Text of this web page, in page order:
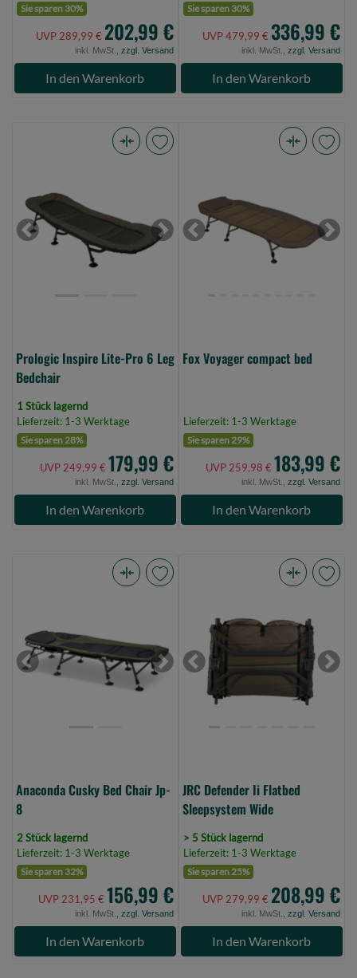
Sie sparen 30%
UVP 289,99 € 202,99 €
inkl. MwSt., zzgl. Versand
In den Warenkorb
Sie sparen 30%
UVP 479,99 € 336,99 €
inkl. MwSt., zzgl. Versand
In den Warenkorb
Lite-
Pro
6 Previous Next
Prologic Inspire Lite-Pro 6 Leg
Bedchair
1 Stück lagernd
Lieferzeit: 1-3 Werktage
Sie sparen 28%
UVP 249,99 € 179,99 €
inkl. MwSt., zzgl. Versand
In den Warenkorb
compact
bed
(Bild
Previous Next
Fox Voyager compact bed
Lieferzeit: 1-3 Werktage
Sie sparen 29%
UVP 259,98 € 183,99 €
inkl. MwSt., zzgl. Versand
In den Warenkorb
Chair
Jp-Previous Next
Anaconda Cusky Bed Chair Jp-
8
2 Stück lagernd
Lieferzeit: 1-3 Werktage
Sie sparen 32%
UVP 231,95 € 156,99 €
inkl. MwSt., zzgl. Versand
In den Warenkorb
Flatbed
Sleepsystem
Wide
Previous Next
JRC Defender Ii Flatbed
Sleepsystem Wide
> 5 Stück lagernd
Lieferzeit: 1-3 Werktage
Sie sparen 25%
UVP 279,99 € 208,99 €
inkl. MwSt., zzgl. Versand
In den Warenkorb